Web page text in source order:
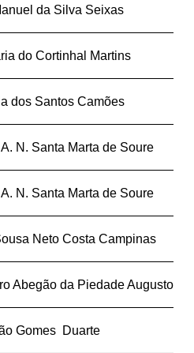
da Silva Seixas
do Cortinhal Martins
dos Santos Camões
N. Santa Marta de Soure
N. Santa Marta de Soure
Neto Costa Campinas
Abegão da Piedade Augusto
Gomes Duarte